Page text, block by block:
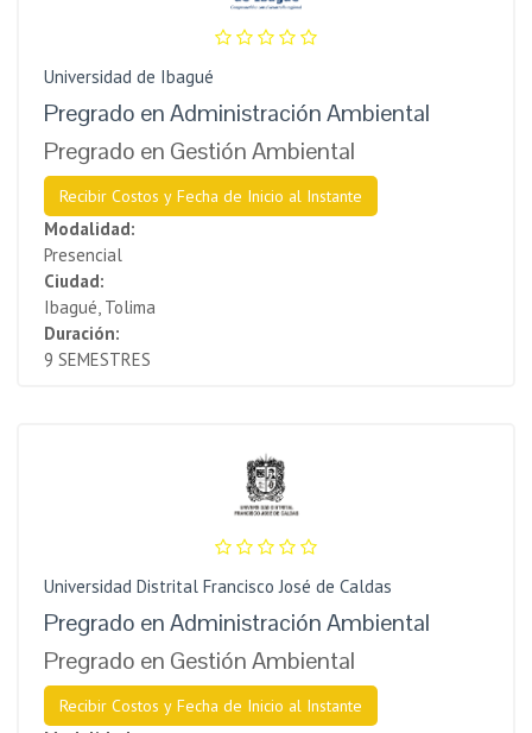
Universidad de Ibagué
Pregrado en Administración Ambiental
Pregrado en Gestión Ambiental
Recibir Costos y Fecha de Inicio al Instante
Modalidad:
Presencial
Ciudad:
Ibagué, Tolima
Duración:
9 SEMESTRES
Universidad Distrital Francisco José de Caldas
Pregrado en Administración Ambiental
Pregrado en Gestión Ambiental
Recibir Costos y Fecha de Inicio al Instante